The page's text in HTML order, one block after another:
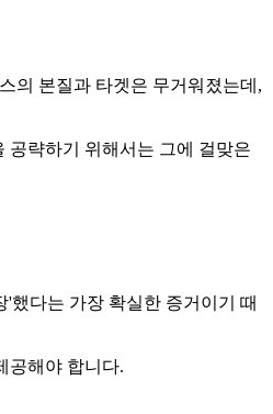
의 본질과 타겟은 무거워졌는데,
공략하기 위해서는 그에 걸맞은
했다는 가장 확실한 증거이기 때
공해야 합니다.